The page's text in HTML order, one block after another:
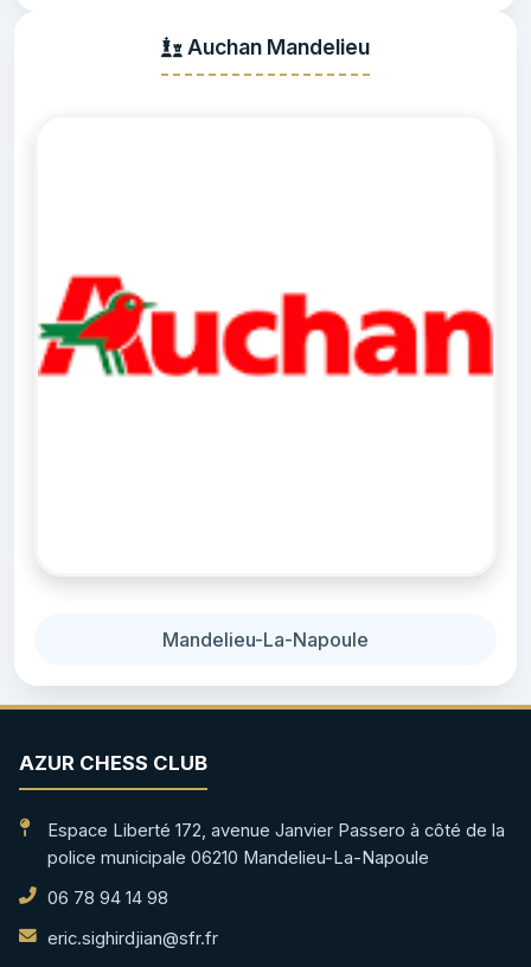
Auchan Mandelieu
Mandelieu-La-Napoule
AZUR CHESS CLUB
Espace Liberté 172, avenue Janvier Passero à côté de la
police municipale 06210 Mandelieu-La-Napoule
06 78 94 14 98
eric.sighirdjian@sfr.fr